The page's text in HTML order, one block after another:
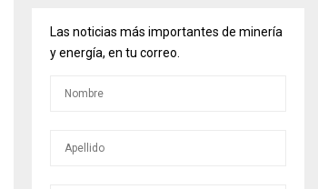
Las noticias más importantes de minería
y energía, en tu correo.